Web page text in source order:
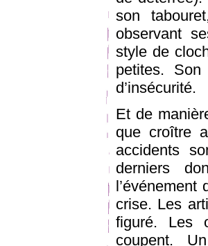
son
observant
style de
petites.
d’insécurité.
Et de
que croître
accidents
derniers
crise. Les
figuré. Les
coupent.